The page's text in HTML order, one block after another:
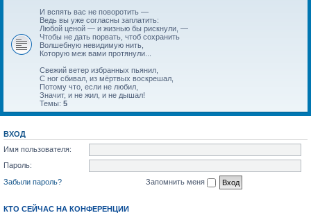
И вспять вас не поворотить —
Ведь вы уже согласны заплатить:
Любой ценой — и жизнью бы рискнули, —
Чтобы не дать порвать, чтоб сохранить
Волшебную невидимую нить,
Которую меж вами протянули...
Свежий ветер избранных пьянил,
С ног сбивал, из мёртвых воскрешал,
Потому что, если не любил,
Значит, и не жил, и не дышал!
Темы: 5
ВХОД
Имя пользователя:
Пароль:
Забыли пароль?
Запомнить меня
КТО СЕЙЧАС НА КОНФЕРЕНЦИИ